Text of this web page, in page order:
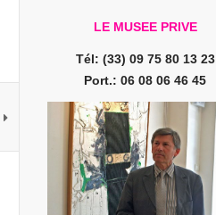
LE MUSEE PRIVE
Tél: (33) 09 75 80 13 23
Port.: 06 08 06 46 45